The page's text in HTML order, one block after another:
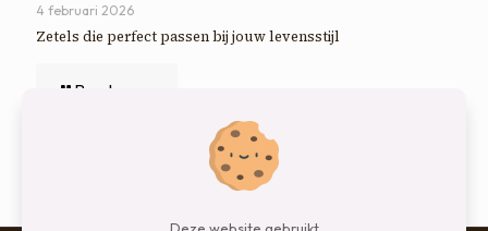
4 februari 2026
Zetels die perfect passen bij jouw levensstijl
Read more